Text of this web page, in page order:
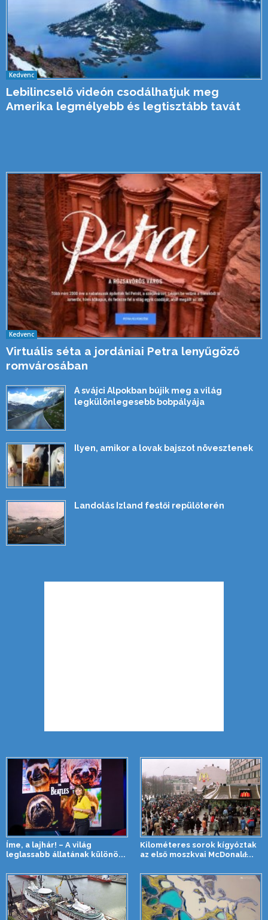
Kedvenc
Lebilincselő videón csodálhatjuk meg
Amerika legmélyebb és legtisztább tavát
Kedvenc
Virtuális séta a jordániai Petra lenyűgöző
romvárosában
A svájci Alpokban bújik meg a világ
legkülönlegesebb bobpályája
Ilyen, amikor a lovak bajszot növesztenek
Landolás Izland festői repülőterén
Íme, a lajhár! – A világ
leglassabb állatának különö...
Kilométeres sorok kígyóztak
az első moszkvai McDonald̵...